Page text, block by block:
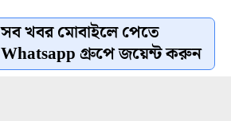
সব খবর মোবাইলে পেতে
Whatsapp গ্রুপে জয়েন্ট করুন